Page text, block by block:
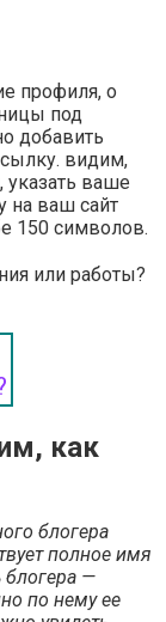
профиля, о
под
добавить
видим,
указать ваше
на ваш сайт
150 символов.
или работы?
как
блогера
полное имя
—
по нему ее